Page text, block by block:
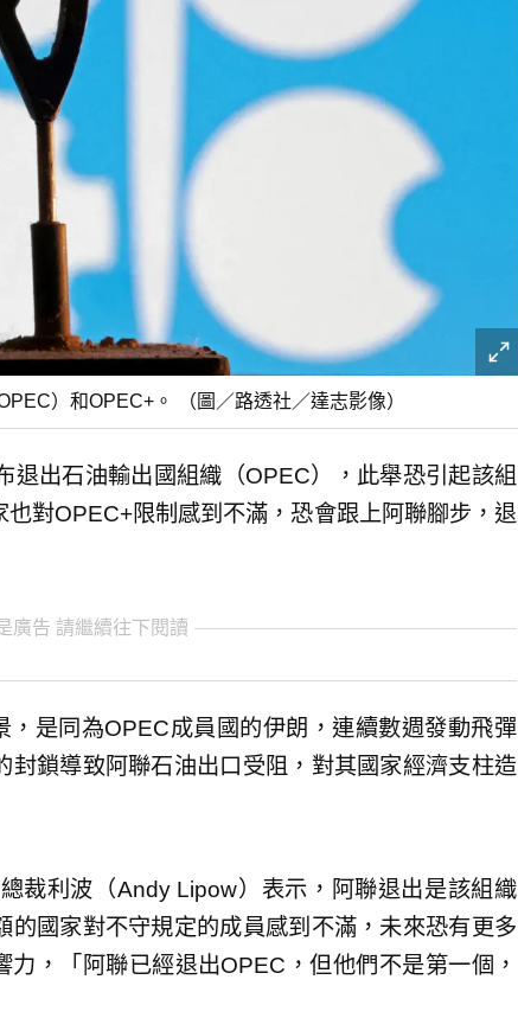
）和OPEC+。 （圖／路透社／達志影像）
退出石油輸出國組織（OPEC），此舉恐引起該組
對OPEC+限制感到不滿，恐會跟上阿聯腳步，退
廣告 請繼續往下閱讀
，是同為OPEC成員國的伊朗，連續數週發動飛彈
封鎖導致阿聯石油出口受阻，對其國家經濟支柱造
裁利波（Andy Lipow）表示，阿聯退出是該組織
的國家對不守規定的成員感到不滿，未來恐有更多
，「阿聯已經退出OPEC，但他們不是第一個，